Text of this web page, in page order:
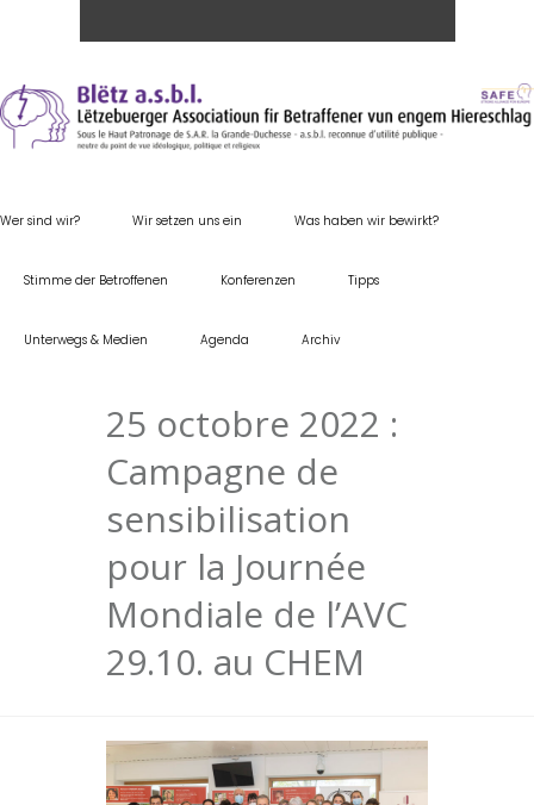
Wer sind wir? Wir setzen uns ein Was haben wir bewirkt?
Stimme der Betroffenen Konferenzen Tipps
Unterwegs & Medien Agenda Archiv
25 octobre 2022 :
Campagne de
sensibilisation
pour la Journée
Mondiale de l’AVC
29.10. au CHEM